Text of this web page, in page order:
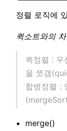
정렬 로직에
퀵소트와의
퀵정렬 :
을 쪼갬
합병정렬 :
merge()